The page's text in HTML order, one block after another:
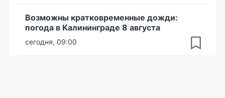
Возможны кратковременные дожди:
погода в Калининграде 8 августа
сегодня, 09:00